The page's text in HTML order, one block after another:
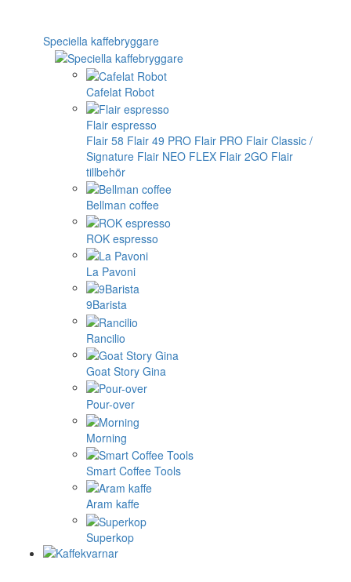
Speciella kaffebryggare
Cafelat Robot
Flair espresso
Flair 58 Flair 49 PRO Flair PRO Flair Classic /
Signature Flair NEO FLEX Flair 2GO Flair
tillbehör
Bellman coffee
ROK espresso
La Pavoni
9Barista
Rancilio
Goat Story Gina
Pour-over
Morning
Smart Coffee Tools
Aram kaffe
Superkop